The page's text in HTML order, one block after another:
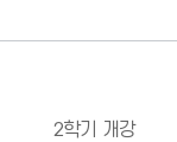
2학기 개강